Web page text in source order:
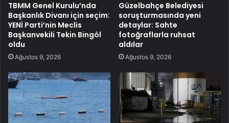
TBMM Genel Kurulu’nda
Başkanlık Divanı için seçim:
YENİ Parti’nin Meclis
Başkanvekili Tekin Bingöl
oldu
Ağustos 9, 2026
Güzelbahçe Belediyesi
soruşturmasında yeni
detaylar: Sahte
fotoğraflarla ruhsat
aldılar
Ağustos 9, 2026